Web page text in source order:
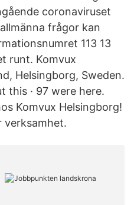
coronaviruset
frågor kan
113 13
runt. Komvux
Helsingborg, Sweden.
this · 97 were here.
Komvux Helsingborg!
verksamhet.